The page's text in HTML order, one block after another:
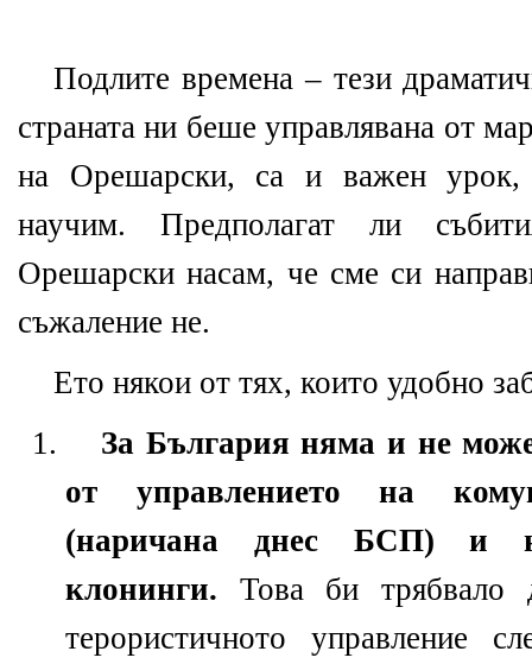
Подлите времена – тези
страната ни беше управлявана от
на Орешарски, са и важен урок,
научим. Предполагат ли
Орешарски насам, че сме си
съжаление не.
Ето някои от тях, които удобно
За България няма и не
от управлението на
(наричана днес БСП) и
клонинги. Това би
терористичното управление